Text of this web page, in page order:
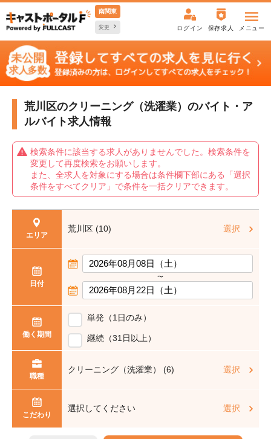
南関東
変更 ログイン 保存求人 メニュー
荒川区のクリーニング（洗濯業）のバイト・ア
ルバイト求人情報
検索条件に該当する求人がありませんでした。検索条件を
変更して再度検索をお願いします。
また、全求人を対象にする場合は条件欄下部にある「選択
条件をすべてクリア」で条件を一括クリアできます。
エリア
荒川区 (10) 選択
日付
〜
働く期間
単発（1日のみ）
継続（31日以上）
職種
クリーニング（洗濯業） (6) 選択
こだわり
選択してください 選択